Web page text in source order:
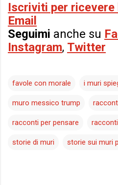
Iscriviti per
Email
Seguimi anche su
Instagram, Twitter
favole con morale i muri
muro messico trump
racconti per pensare
storie di muri storie sui muri